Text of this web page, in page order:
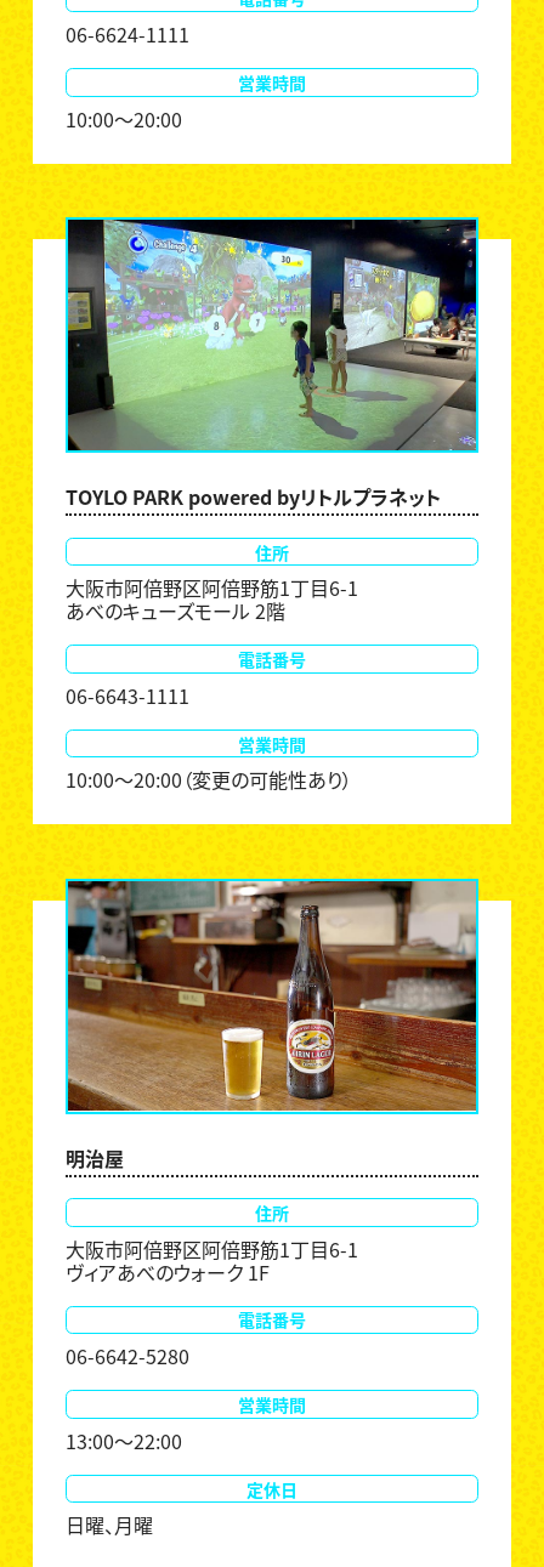
06-6624-1111
営業時間
10:00～20:00
TOYLO PARK powered byリトルプラネット
住所
大阪市阿倍野区阿倍野筋1丁目6-1
あべのキューズモール 2階
電話番号
06-6643-1111
営業時間
10:00～20:00（変更の可能性あり）
明治屋
住所
大阪市阿倍野区阿倍野筋1丁目6-1
ヴィアあべのウォーク 1F
電話番号
06-6642-5280
営業時間
13:00～22:00
定休日
日曜、月曜